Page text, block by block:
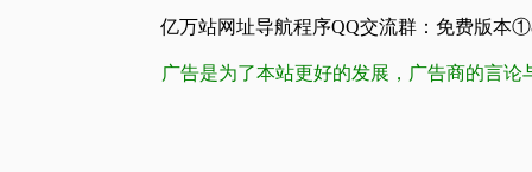
亿万站网址导航程序QQ交流群：免费版本
广告是为了本站更好的发展，广告商的言